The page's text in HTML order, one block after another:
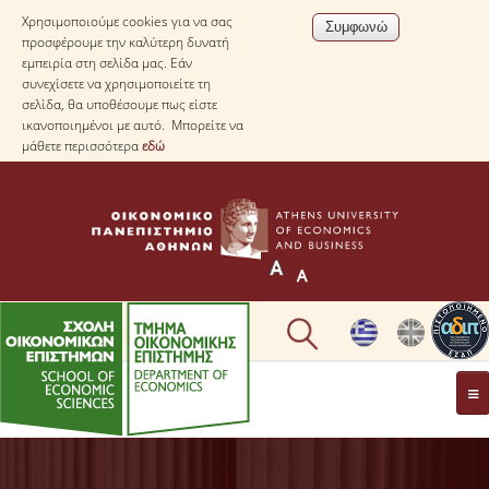
Χρησιμοποιούμε cookies για να σας
προσφέρουμε την καλύτερη δυνατή
εμπειρία στη σελίδα μας. Εάν
συνεχίσετε να χρησιμοποιείτε τη
σελίδα, θα υποθέσουμε πως είστε
ικανοποιημένοι με αυτό. Μπορείτε να
μάθετε περισσότεραεδώ
ΤΟ TΜΗΜΑ